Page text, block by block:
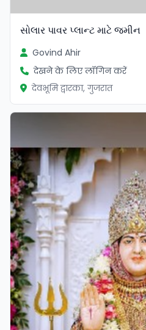
સોલાર પાવર પ્લાન્ટ માટે જમીન
Govind Ahir
देखने के लिए लॉगिन करें
देवभूमि द्वारका, गुजरात